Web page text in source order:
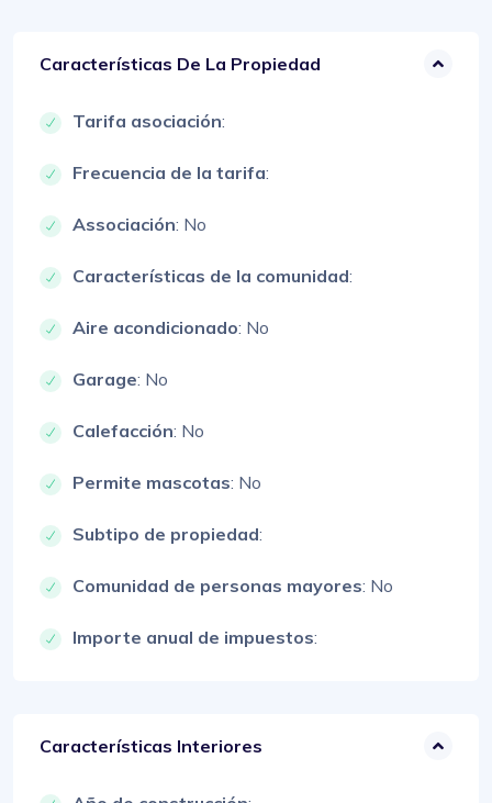
Características De La Propiedad
Tarifa asociación:
Frecuencia de la tarifa:
Associación: No
Características de la comunidad:
Aire acondicionado: No
Garage: No
Calefacción: No
Permite mascotas: No
Subtipo de propiedad:
Comunidad de personas mayores: No
Importe anual de impuestos:
Características Interiores